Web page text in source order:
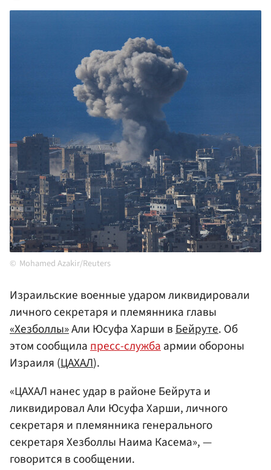
Mohamed Azakir/Reuters
Израильские военные ударом ликвидировали
личного секретаря и племянника главы
«Хезболлы»Али Юсуфа Харши вБейруте. Об
этом сообщилапресс-службаармии обороны
Израиля (ЦАХАЛ).
«ЦАХАЛ нанес удар в районе Бейрута и
ликвидировал Али Юсуфа Харши, личного
секретаря и племянника генерального
секретаря Хезболлы Наима Касема», —
говорится в сообщении.